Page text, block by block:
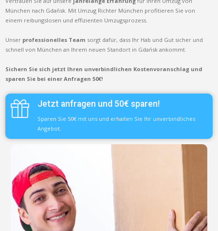
München nach Gdańsk. Mit Umzug Richter München profitieren Sie von
einem reibungslosen und effizienten Umzugsprozess.
Unser professionelles Team sorgt dafür, dass Ihr Hab und Gut sicher und
schnell von München an Ihrem neuen Standort in Gdańsk ankommt.
Sichern Sie sich jetzt Ihren unverbindlichen Kostenvoranschlag und
sparen Sie bei einer Anfragen 50€!
Jetzt anfragen und 50€ sparen!
Sparen Sie 50€ mit uns und erhalten Sie Ihr unverbindliches
Angebot.